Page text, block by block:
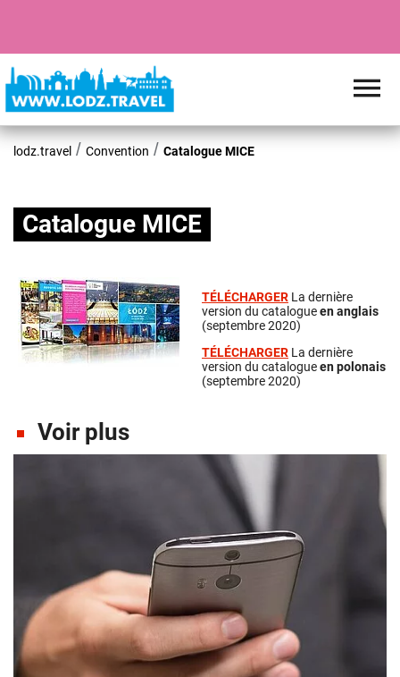
lodz.travel Convention Catalogue MICE
Catalogue MICE
TÉLÉCHARGER La dernière
version du catalogueen anglais
(septembre 2020)
TÉLÉCHARGER La dernière
version du catalogueen polonais
(septembre 2020)
Voir plus